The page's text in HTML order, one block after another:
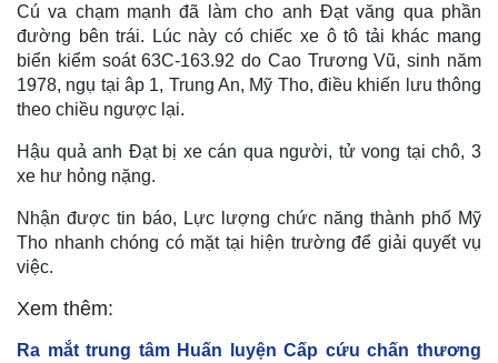
Cú va chạm mạnh đã làm cho anh Đạt văng qua phần
đường bên trái. Lúc này có chiếc xe ô tô tải khác mang
biển kiểm soát 63C-163.92 do Cao Trương Vũ, sinh năm
1978, ngụ tại âp 1, Trung An, Mỹ Tho, điều khiến lưu thông
theo chiều ngược lại.
Hậu quả anh Đạt bị xe cán qua người, tử vong tại chô, 3
xe hư hỏng nặng.
Nhận được tin báo, Lực lượng chức năng thành phố Mỹ
Tho nhanh chóng có mặt tại hiện trường để giải quyết vụ
việc.
Xem thêm:
Ra mắt trung tâm Huấn luyện Cấp cứu chấn thương